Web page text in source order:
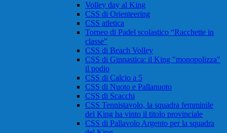
Volley day al King
CSS di Orienteering
CSS atletica
Torneo di Padel scolastico “Racchette in
classe”
CSS di Beach Volley
CSS di Ginnastica: il King "monopolizza"
il podio
CSS di Calcio a 5
CSS di Nuoto e Pallanuoto
CSS di Scacchi
CSS Tennistavolo, la squadra femminile
del King ha vinto il titolo provinciale
CSS di Pallavolo Argento per la squadra